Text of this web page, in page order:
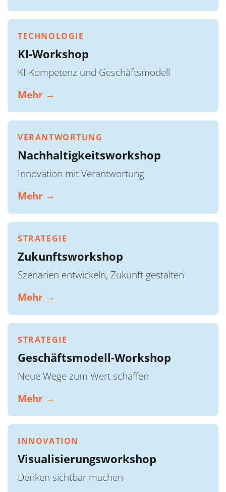
TECHNOLOGIE
KI-Workshop
KI-Kompetenz und Geschäftsmodell
Mehr →
VERANTWORTUNG
Nachhaltigkeitsworkshop
Innovation mit Verantwortung
Mehr →
STRATEGIE
Zukunftsworkshop
Szenarien entwickeln, Zukunft gestalten
Mehr →
STRATEGIE
Geschäftsmodell-Workshop
Neue Wege zum Wert schaffen
Mehr →
INNOVATION
Visualisierungsworkshop
Denken sichtbar machen